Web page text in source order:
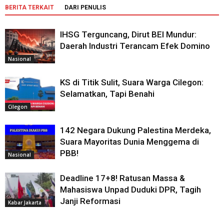
BERITA TERKAIT DARI PENULIS
Nasional
IHSG Terguncang, Dirut BEI Mundur:
Daerah Industri Terancam Efek Domino
Cilegon
KS di Titik Sulit, Suara Warga Cilegon:
Selamatkan, Tapi Benahi
Nasional
142 Negara Dukung Palestina Merdeka,
Suara Mayoritas Dunia Menggema di
PBB!
Kabar Jakarta
Deadline 17+8! Ratusan Massa &
Mahasiswa Unpad Duduki DPR, Tagih
Janji Reformasi